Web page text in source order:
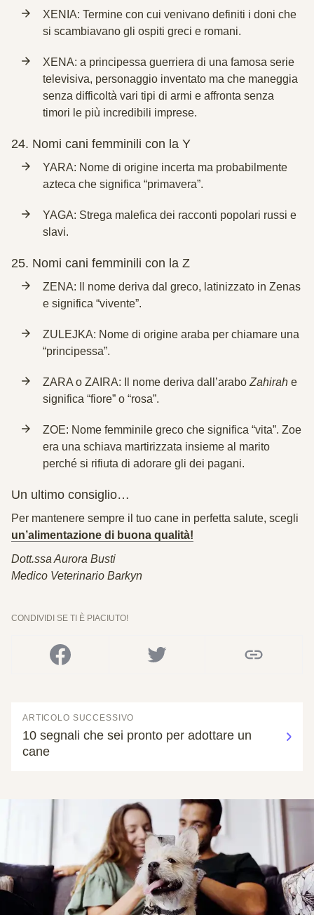
XENIA: Termine con cui venivano definiti i doni che
si scambiavano gli ospiti greci e romani.
XENA: a principessa guerriera di una famosa serie
televisiva, personaggio inventato ma che maneggia
senza difficoltà vari tipi di armi e affronta senza
timori le più incredibili imprese.
24. Nomi cani femminili con la Y
YARA: Nome di origine incerta ma probabilmente
azteca che significa “primavera”.
YAGA: Strega malefica dei racconti popolari russi e
slavi.
25. Nomi cani femminili con la Z
ZENA: Il nome deriva dal greco, latinizzato in Zenas
e significa “vivente”.
ZULEJKA: Nome di origine araba per chiamare una
“principessa”.
ZARA o ZAIRA: Il nome deriva dall’arabo Zahirah e
significa “fiore” o “rosa”.
ZOE: Nome femminile greco che significa “vita”. Zoe
era una schiava martirizzata insieme al marito
perché si rifiuta di adorare gli dei pagani.
Un ultimo consiglio…
Per mantenere sempre il tuo cane in perfetta salute, scegli
un’alimentazione di buona qualità!
Dott.ssa Aurora Busti
Medico Veterinario Barkyn
CONDIVIDI SE TI È PIACIUTO!
ARTICOLO SUCCESSIVO
10 segnali che sei pronto per adottare un
cane